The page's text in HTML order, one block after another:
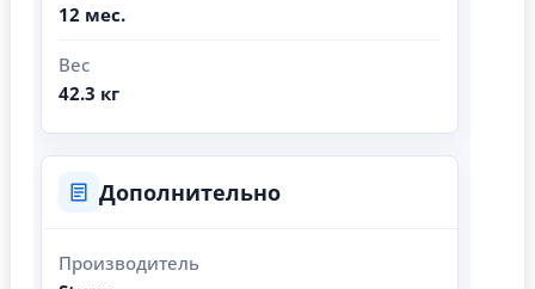
12 мес.
Вес
42.3 кг
Дополнительно
Производитель